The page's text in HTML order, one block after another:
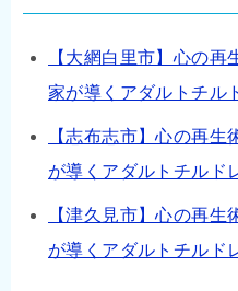
【大網白里市】心の
家が導くアダルトチル
【志布志市】心の再
が導くアダルトチルド
【津久見市】心の再
が導くアダルトチルド